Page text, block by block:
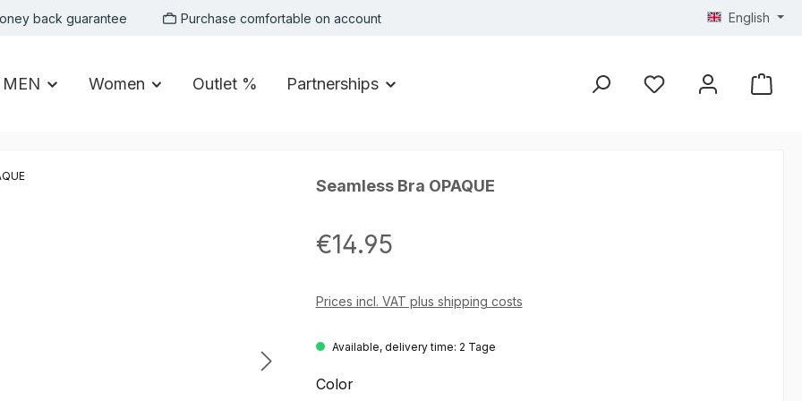
back guarantee Purchase comfortable on account English
MEN Women Outlet % Partnerships
Seamless Bra OPAQUE
Regular price:
€14.95
Prices incl. VAT plus shipping costs
Available, delivery time: 2 Tage
Select
Color